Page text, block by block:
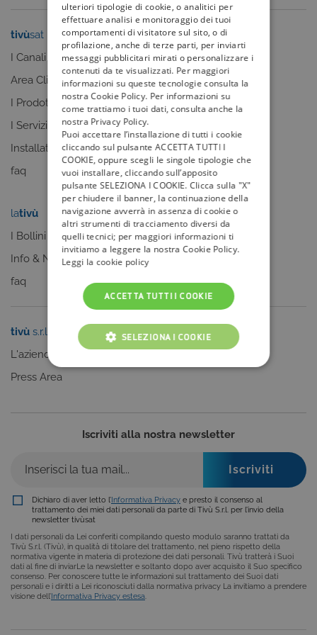
tivùsat
I Canali
Area Clienti
I Prodotti
I Servizi
Installatori
faq
tivù la guida
I programmi
I canali
La Guida +
lativù
I Bollini
Info & News
faq
mytivù
tivù s.r.l.
L'azienda
Press Area
Sei un editore?
Iscriviti alla nostra newsletter
Dichiaro di aver letto l’Informativa Privacy e presto il consenso al
trattamento dei miei dati personali da parte di Tivù S.r.l. per l’invio della
newsletter tivùsat
I dati personali da Lei conferiti compilando questo modulo saranno trattati da
Tivù S.r.l. (Tivù), in qualità di titolare del trattamento, nel pieno rispetto della
normativa vigente in materia di protezione dei dati personali. Tivù tratterà i Suoi
dati al fine di inviarLe la newsletter e soltanto dopo aver acquisito il Suo specifico
consenso. Per conoscere tutte le informazioni sul trattamento dei Suoi dati
personali e i diritti a Lei riconosciuti dalla normativa privacy La invitiamo a prendere
visione dell’Informativa Privacy estesa
ulteriori tipologie di cookie, o analitici per
effettuare analisi e monitoraggio dei tuoi
comportamenti di visitatore sul sito, o di
profilazione, anche di terze parti, per inviarti
messaggi pubblicitari mirati o personalizzare i
contenuti da te visualizzati. Per maggiori
informazioni su queste tecnologie consulta la
nostra Cookie Policy. Per informazioni su
come trattiamo i tuoi dati, consulta anche la
nostra Privacy Policy.
Puoi accettare l’installazione di tutti i cookie
cliccando sul pulsante ACCETTA TUTTI I
COOKIE, oppure scegli le singole tipologie che
vuoi installare, cliccando sull’apposito
pulsante SELEZIONA I COOKIE. Clicca sulla "X"
per chiudere il banner, la continuazione della
navigazione avverrà in assenza di cookie o
altri strumenti di tracciamento diversi da
quelli tecnici; per maggiori informazioni ti
invitiamo a leggere la nostra Cookie Policy.
Leggi la cookie policy
ACCETTA TUTTI I COOKIE
SELEZIONA I COOKIE
COOKIE TECNICI
Cookie tecnici
Cookie di profilazione
Funzionalità
Questi cookie sono necessari per il corretto
funzionamento del nostro sito e non possono
essere disattivati. Vengono impostati solo in
risposta ad azioni da te effettuate nel corso della